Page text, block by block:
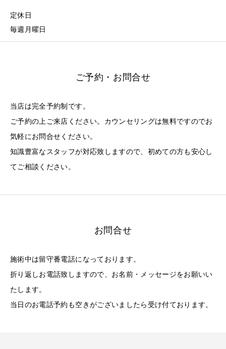
定休日
毎週月曜日
ご予約・お問合せ
当店は完全予約制です。
ご予約の上ご来店ください。カウンセリングは無料ですのでお
気軽にお問合せください。
知識豊富なスタッフが対応致しますので、初めての方も安心し
てご相談ください。
お問合せ
施術中は留守番電話になっております。
折り返しお電話致しますので、お名前・メッセージをお願いい
たします。
当日のお電話予約も空きがございましたら受け付ております。